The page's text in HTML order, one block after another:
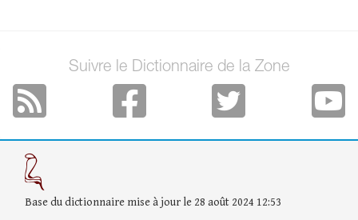
Suivre le Dictionnaire de la Zone
Base du dictionnaire mise à jour le 28 août 2024 12:53